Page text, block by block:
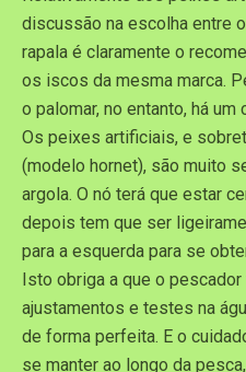
discussão na escolha entre
rapala é claramente o
os iscos da mesma marca.
o palomar, no entanto, há
Os peixes artificiais, e
(modelo hornet), são muito
argola. O nó terá que estar
depois tem que ser
para a esquerda para se
Isto obriga a que o
ajustamentos e testes na
de forma perfeita. E o
se manter ao longo da